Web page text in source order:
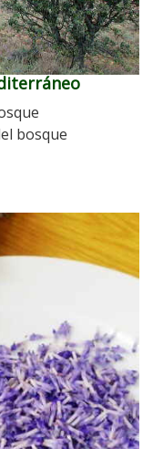
bosque